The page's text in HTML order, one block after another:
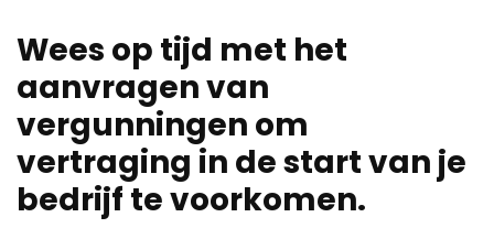
Wees op tijd met het
aanvragen van
vergunningen om
vertraging in de start van je
bedrijf te voorkomen.